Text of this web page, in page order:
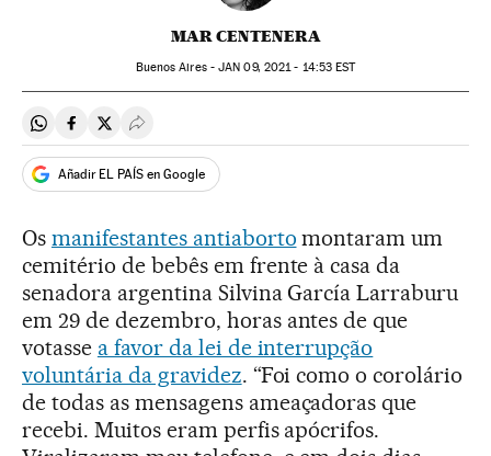
MAR CENTENERA
Buenos Aires -JAN 09, 2021 - 14:53 EST
Compartir en Whatsapp
Compartir en Facebook
Compartir en Twitter
Desplegar Redes Sociales
Añadir EL PAÍS en Google
Os manifestantes antiaborto montaram um
cemitério de bebês em frente à casa da
senadora argentina Silvina García Larraburu
em 29 de dezembro, horas antes de que
votasse a favor da lei de interrupção
voluntária da gravidez. “Foi como o corolário
de todas as mensagens ameaçadoras que
recebi. Muitos eram perfis apócrifos.